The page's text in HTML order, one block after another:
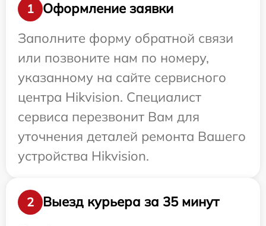
1
Оформление заявки
Заполните форму обратной связи
или позвоните нам по номеру,
указанному на сайте сервисного
центра Hikvision. Специалист
сервиса перезвонит Вам для
уточнения деталей ремонта Вашего
устройства Hikvision.
2
Выезд курьера за 35 минут